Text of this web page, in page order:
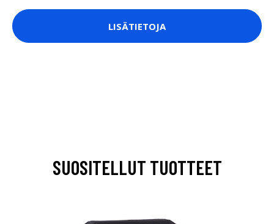
LISÄTIETOJA
SUOSITELLUT TUOTTEET